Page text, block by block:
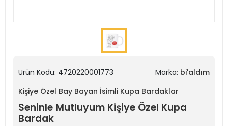
Ürün Kodu: 4720220001773 Marka: bi'aldım
Kişiye Özel Bay Bayan İsimli Kupa Bardaklar
Seninle Mutluyum Kişiye Özel Kupa
Bardak